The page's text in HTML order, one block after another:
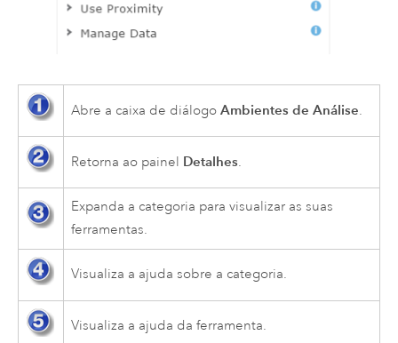
Abre a caixa de diálogoAmbientes de Análise.
Retorna ao painel Detalhes.
Expanda a categoria para visualizar as suas
ferramentas.
Visualiza a ajuda sobre a categoria.
Visualiza a ajuda da ferramenta.